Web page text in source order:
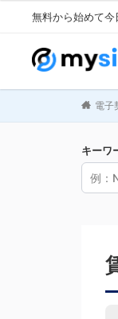
無料から始めて今
電子
キーワ